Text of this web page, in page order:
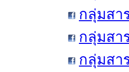
กลุ่มสา
กลุ่มสา
กลุ่มสา